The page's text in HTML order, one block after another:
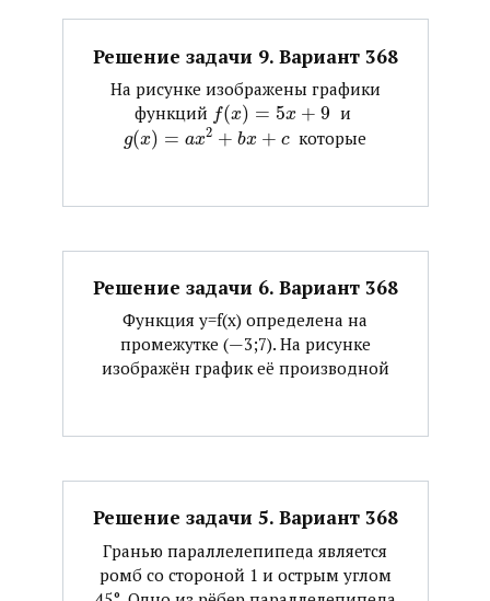
Решение задачи 9. Вариант 368
На рисунке изображены графики
функций ​ f(x) = 5x + 9 ​ и ​
g(x) = ax2 + bx + c ​ которые
Решение задачи 6. Вариант 368
Функция y=f(x) определена на
промежутке (—3;7). На рисунке
изображён график её производной
Решение задачи 5. Вариант 368
Гранью параллелепипеда является
ромб со стороной 1 и острым углом